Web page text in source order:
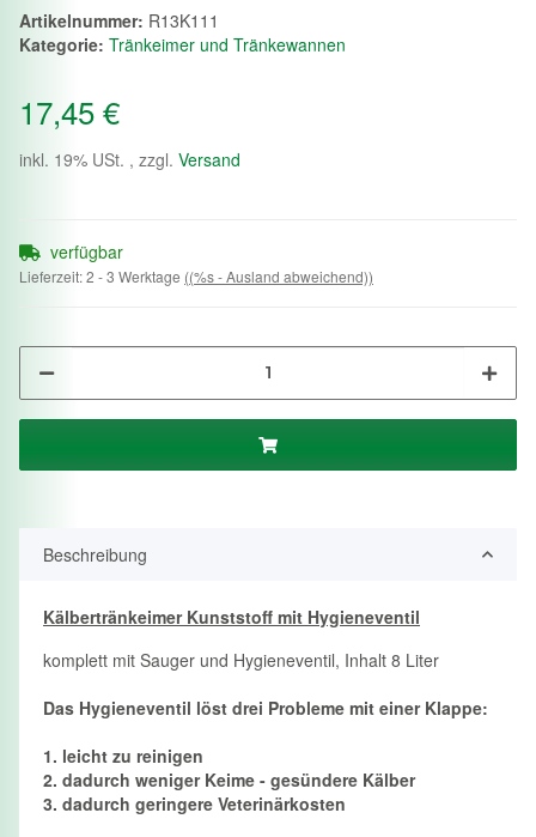
Artikelnummer: R13K111
Kategorie: Tränkeimer und Tränkewannen
17,45 €
inkl. 19% USt. , zzgl. Versand
verfügbar
Lieferzeit:2 - 3 Werktage ((%s - Ausland abweichend))
Beschreibung
Kälbertränkeimer Kunststoff mit Hygieneventil
komplett mit Sauger und Hygieneventil, Inhalt 8 Liter
Das Hygieneventil löst drei Probleme mit einer Klappe:
1. leicht zu reinigen
2. dadurch weniger Keime - gesündere Kälber
3. dadurch geringere Veterinärkosten